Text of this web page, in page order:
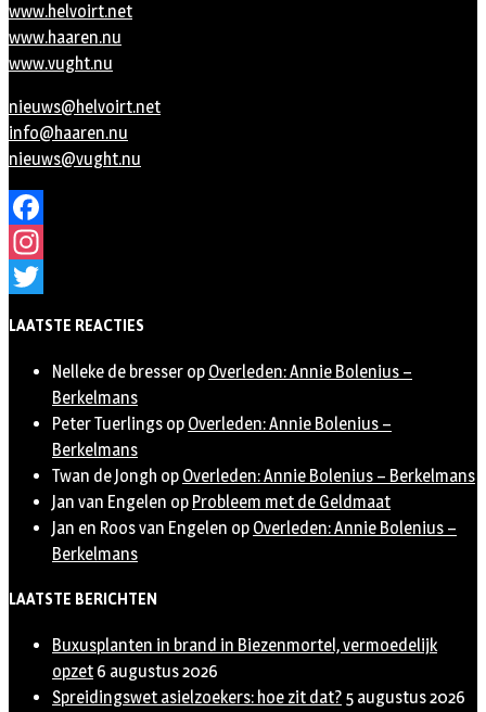
www.helvoirt.net
www.haaren.nu
www.vught.nu
nieuws@helvoirt.net
info@haaren.nu
nieuws@vught.nu
Facebook
Instagram
LAATSTE REACTIES
Nelleke de bresser op Overleden: Annie Bolenius –
Berkelmans
Peter Tuerlings op Overleden: Annie Bolenius –
Berkelmans
Twan de Jongh op Overleden: Annie Bolenius – Berkelmans
Jan van Engelen op Probleem met de Geldmaat
Jan en Roos van Engelen op Overleden: Annie Bolenius –
Berkelmans
LAATSTE BERICHTEN
Buxusplanten in brand in Biezenmortel, vermoedelijk
opzet 6 augustus 2026
Spreidingswet asielzoekers: hoe zit dat? 5 augustus 2026